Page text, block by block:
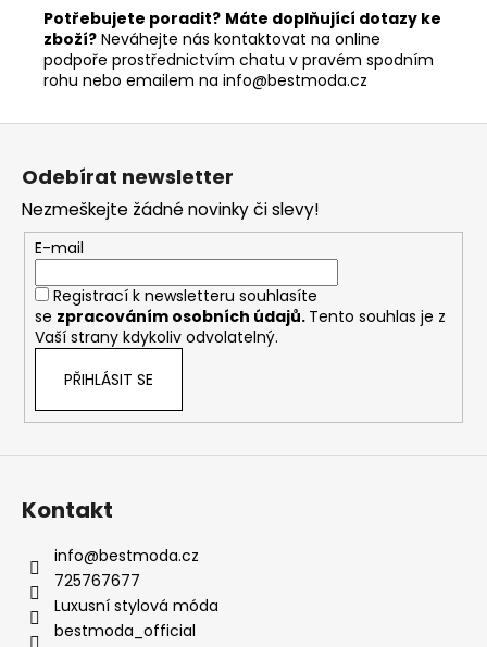
Potřebujete poradit? Máte doplňující dotazy ke
zboží? Neváhejte nás kontaktovat na online
podpoře prostřednictvím chatu v pravém spodním
rohu nebo emailem na info@bestmoda.cz
Odebírat newsletter
Nezmeškejte žádné novinky či slevy!
E-mail
Registrací k newsletteru souhlasíte
se zpracováním osobních údajů. Tento souhlas je z
Vaší strany kdykoliv odvolatelný.
PŘIHLÁSIT SE
Kontakt
info@bestmoda.cz
725767677
Luxusní stylová móda
bestmoda_official